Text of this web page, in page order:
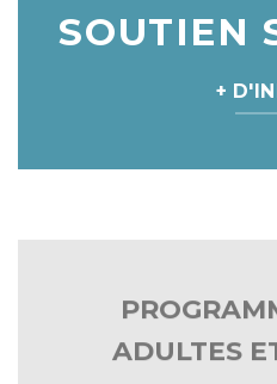
SOUTIEN
+
ADULTES